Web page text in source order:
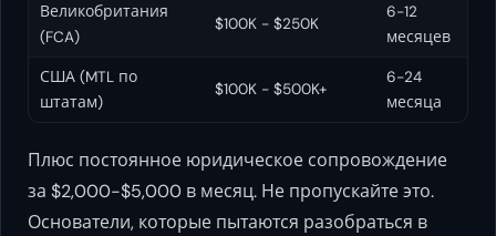
Великобритания
(FCA)
$100K - $250K
6-12
месяцев
США (MTL по
штатам)
$100K - $500K+
6-24
месяца
Плюс постоянное юридическое сопровождение
за $2,000-$5,000 в месяц. Не пропускайте это.
Основатели, которые пытаются разобраться в